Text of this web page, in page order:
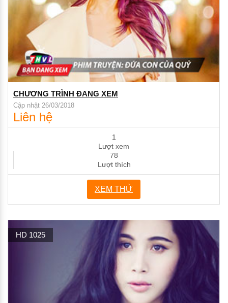
CHƯƠNG TRÌNH ĐANG XEM
Cập nhật 26/03/2018
Liên hệ
1
Lượt xem
78
Lượt thích
XEM THỬ
HD 1025